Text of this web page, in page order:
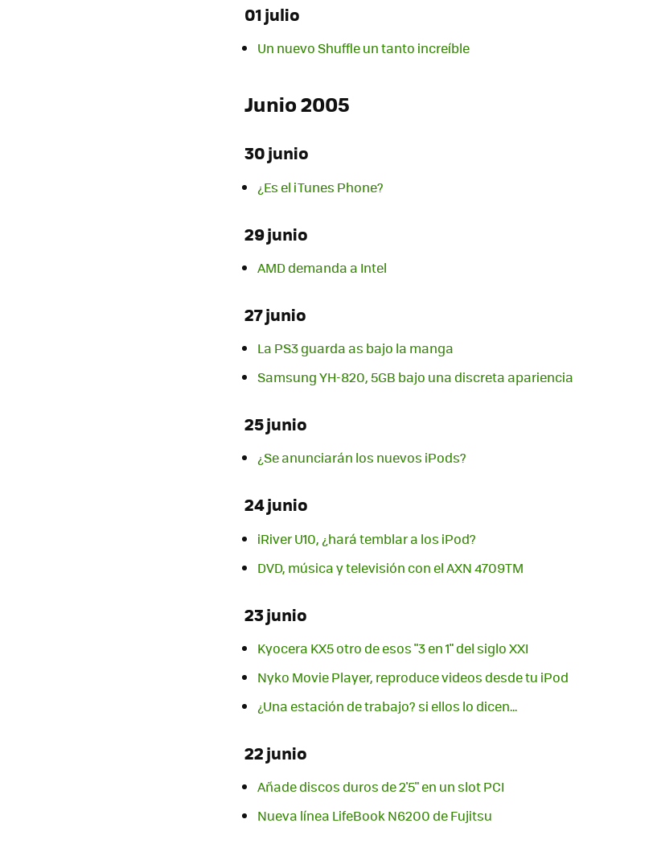
01 julio
Un nuevo Shuffle un tanto increíble
Junio 2005
30 junio
¿Es el iTunes Phone?
29 junio
AMD demanda a Intel
27 junio
La PS3 guarda as bajo la manga
Samsung YH-820, 5GB bajo una discreta apariencia
25 junio
¿Se anunciarán los nuevos iPods?
24 junio
iRiver U10, ¿hará temblar a los iPod?
DVD, música y televisión con el AXN 4709TM
23 junio
Kyocera KX5 otro de esos "3 en 1" del siglo XXI
Nyko Movie Player, reproduce videos desde tu iPod
¿Una estación de trabajo? si ellos lo dicen...
22 junio
Añade discos duros de 2'5" en un slot PCI
Nueva línea LifeBook N6200 de Fujitsu